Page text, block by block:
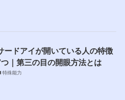
ードアイが開いている人の特徴
｜第三の目の開眼方法とは
特殊能力